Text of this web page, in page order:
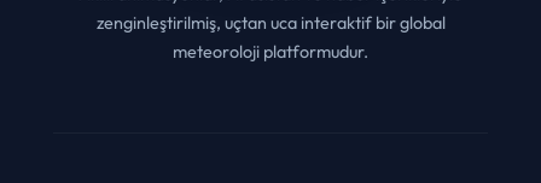
Akıllı animasyonlar, AI asistan ve haber içerikleriyle
zenginleştirilmiş, uçtan uca interaktif bir global